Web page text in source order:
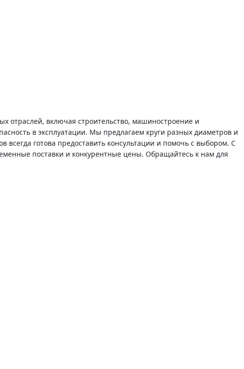
отраслей, включая строительство, машиностроение и
в эксплуатации. Мы предлагаем круги разных диаметров и
готова предоставить консультации и помочь с выбором. С
поставки и конкурентные цены. Обращайтесь к нам для